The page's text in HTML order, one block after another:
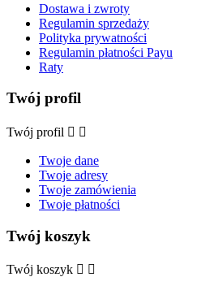
Dostawa i zwroty
Regulamin sprzedaży
Polityka prywatności
Regulamin płatności Payu
Raty
Twój profil
Twój profil  
Twoje dane
Twoje adresy
Twoje zamówienia
Twoje płatności
Twój koszyk
Twój koszyk  